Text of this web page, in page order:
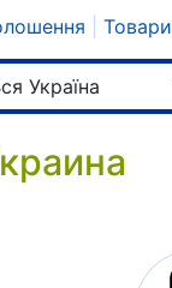
Товари
Україна